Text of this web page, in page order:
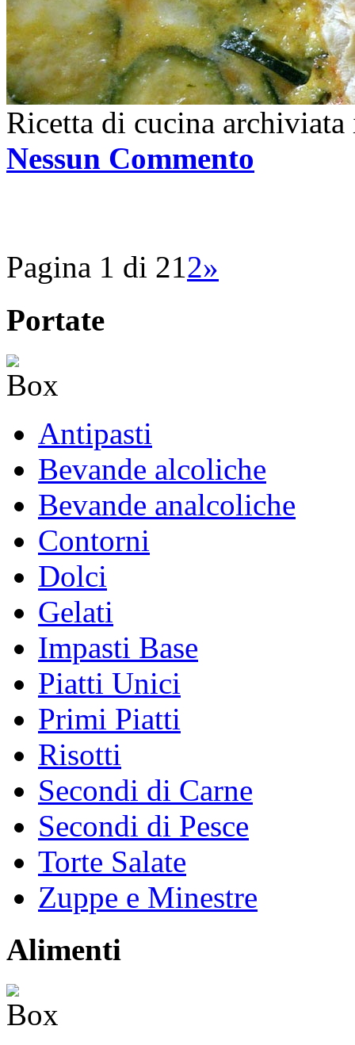
Ricetta di cucina
Nessun Commento
Pagina 1 di 212»
Portate
Antipasti
Bevande alcoliche
Bevande analcoliche
Contorni
Dolci
Gelati
Impasti Base
Piatti Unici
Primi Piatti
Risotti
Secondi di Carne
Secondi di Pesce
Torte Salate
Zuppe e Minestre
Alimenti